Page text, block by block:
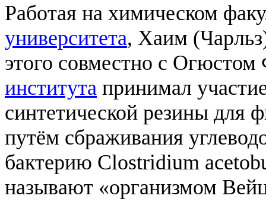
Работая на химическом
университета, Хаим
этого совместно с
института принимал
синтетической резины для
путём сбраживания
бактерию Clostridium
называют «организмом